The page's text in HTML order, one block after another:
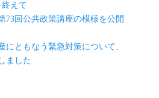
終えて
73回公共政策講座の模様を公開
にともなう緊急対策について、
ました